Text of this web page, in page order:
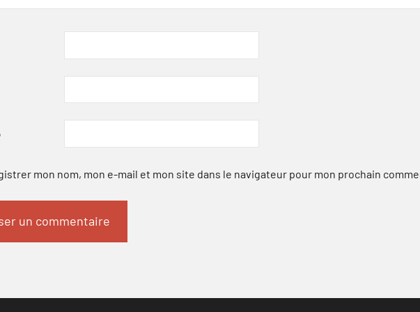
mon nom, mon e-mail et mon site dans le navigateur pour mon prochain